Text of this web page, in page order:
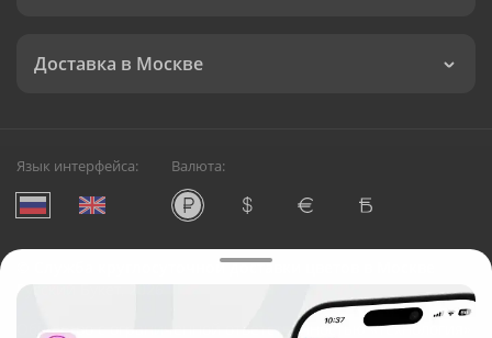
Доставка в Москве
Язык интерфейса: Валюта:
Служба круглосуточной доставки цветов в Москве
Русский Букет, 2026
Общество с ограниченной ответственностью «Технология»